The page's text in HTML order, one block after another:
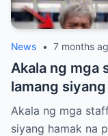
matinding
News • 7 months
Akala ng mga
lamang
suot niyang
Pinigilan
Akala ng mga
siyang hamak na